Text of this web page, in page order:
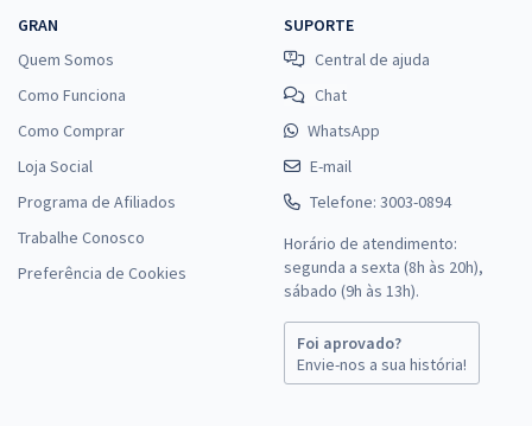
GRAN
Quem Somos
Como Funciona
Como Comprar
Loja Social
Programa de Afiliados
Trabalhe Conosco
Preferência de Cookies
SUPORTE
Central de ajuda
Chat
WhatsApp
E-mail
Telefone: 3003-0894
Horário de atendimento:
segunda a sexta (8h às 20h),
sábado (9h às 13h).
Foi aprovado?
Envie-nos a sua história!